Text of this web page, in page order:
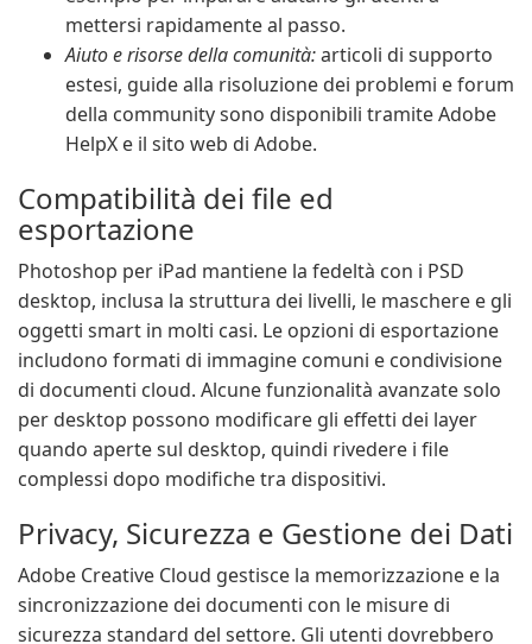
mettersi rapidamente al passo.
Aiuto e risorse della comunità:articoli di supporto
estesi, guide alla risoluzione dei problemi e forum
della community sono disponibili tramite Adobe
HelpX e il sito web di Adobe.
Compatibilità dei file ed
esportazione
Photoshop per iPad mantiene la fedeltà con i PSD
desktop, inclusa la struttura dei livelli, le maschere e gli
oggetti smart in molti casi. Le opzioni di esportazione
includono formati di immagine comuni e condivisione
di documenti cloud. Alcune funzionalità avanzate solo
per desktop possono modificare gli effetti dei layer
quando aperte sul desktop, quindi rivedere i file
complessi dopo modifiche tra dispositivi.
Privacy, Sicurezza e Gestione dei Dati
Adobe Creative Cloud gestisce la memorizzazione e la
sincronizzazione dei documenti con le misure di
sicurezza standard del settore. Gli utenti dovrebbero